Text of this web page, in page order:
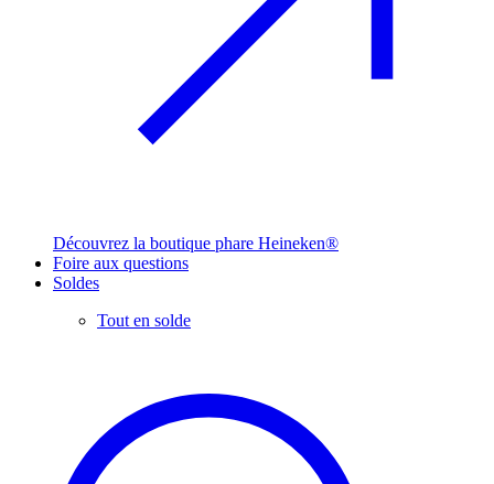
Découvrez la boutique phare Heineken®
Foire aux questions
Soldes
Tout en solde